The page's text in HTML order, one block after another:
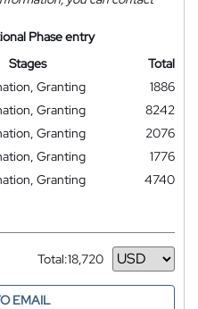
Phase entry
Stages
Total
Granting
1886
Granting
8242
Granting
2076
Granting
1776
Granting
4740
Total:18,720
Currency
EMAIL